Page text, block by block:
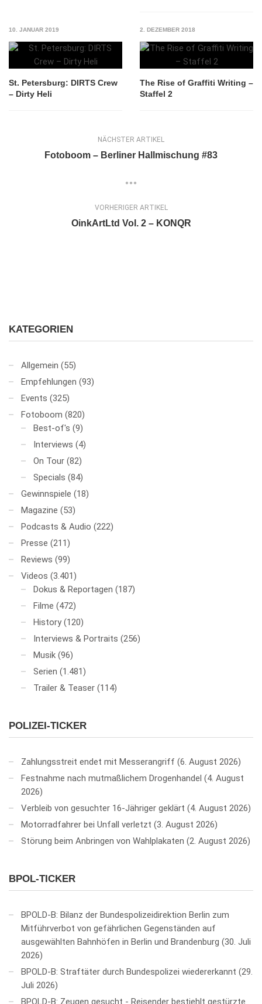
10. JANUAR 2019
St. Petersburg: DIRTS Crew
– Dirty Heli
2. DEZEMBER 2018
The Rise of Graffiti Writing –
Staffel 2
NÄCHSTER ARTIKEL
Fotoboom – Berliner Hallmischung #83
VORHERIGER ARTIKEL
OinkArtLtd Vol. 2 – KONQR
KATEGORIEN
Allgemein (55)
Empfehlungen (93)
Events (325)
Fotoboom (820)
Best-of's (9)
Interviews (4)
On Tour (82)
Specials (84)
Gewinnspiele (18)
Magazine (53)
Podcasts & Audio (222)
Presse (211)
Reviews (99)
Videos (3.401)
Dokus & Reportagen (187)
Filme (472)
History (120)
Interviews & Portraits (256)
Musik (96)
Serien (1.481)
Trailer & Teaser (114)
POLIZEI-TICKER
Zahlungsstreit endet mit Messerangriff 6. August 2026
Festnahme nach mutmaßlichem Drogenhandel
4. August
2026
Verbleib von gesuchter 16-Jähriger geklärt
4. August 2026
Motorradfahrer bei Unfall verletzt 3. August 2026
Störung beim Anbringen von Wahlplakaten 2. August 2026
BPOL-TICKER
BPOLD-B: Bilanz der Bundespolizeidirektion Berlin zum
Mitführverbot von gefährlichen Gegenständen auf
ausgewählten Bahnhöfen in Berlin und Brandenburg 30. Juli
2026
BPOLD-B: Straftäter durch Bundespolizei wiedererkannt 29.
Juli 2026
BPOLD-B: Zeugen gesucht - Reisender bestiehlt gestürzte